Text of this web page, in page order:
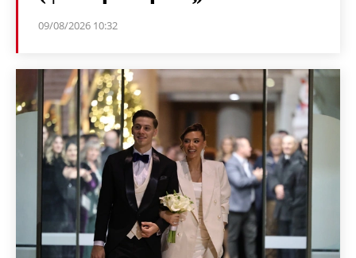
09/08/2026 10:32